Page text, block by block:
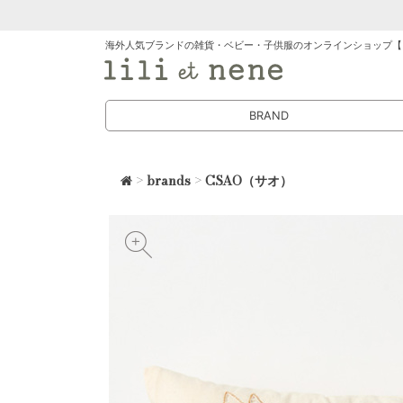
海外人気ブランドの雑貨・ベビー・子供服のオンラインショップ
BRAND
>brands >CSAO（サオ）